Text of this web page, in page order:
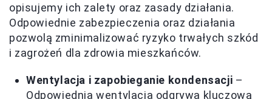
opisujemy ich zalety oraz zasady działania.
Odpowiednie zabezpieczenia oraz działania
pozwolą zminimalizować ryzyko trwałych szkód
i zagrożeń dla zdrowia mieszkańców.
Wentylacja i zapobieganie kondensacji –
Odpowiednia wentylacja odgrywa kluczową